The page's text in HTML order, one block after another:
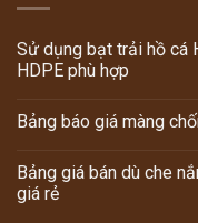
Sử dụng bạt trải hồ cá
HDPE phù hợp
Bảng báo giá màng
Bảng giá bán dù che
giá rẻ